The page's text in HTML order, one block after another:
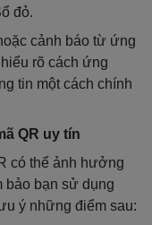
đỏ.
cảnh báo từ ứng
rõ cách ứng
tin một cách chính
QR uy tín
có thể ảnh hưởng
bảo bạn sử dụng
ý những điểm sau: